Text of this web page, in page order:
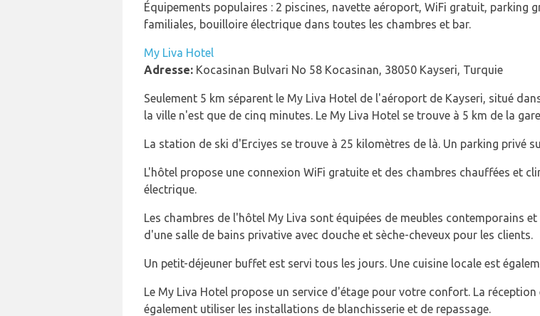
Équipements populaires : 2 piscines, navette aéroport, WiFi gratuit, parking
familiales, bouilloire électrique dans toutes les chambres et bar.
My Liva Hotel
Adresse: Kocasinan Bulvari No 58 Kocasinan, 38050 Kayseri, Turquie
Seulement 5 km séparent le My Liva Hotel de l'aéroport de Kayseri, situé
la ville n'est que de cinq minutes. Le My Liva Hotel se trouve à 5 km de la
La station de ski d'Erciyes se trouve à 25 kilomètres de là. Un parking privé
L'hôtel propose une connexion WiFi gratuite et des chambres chauffées et
électrique.
Les chambres de l'hôtel My Liva sont équipées de meubles contemporains
d'une salle de bains privative avec douche et sèche-cheveux pour les clients.
Un petit-déjeuner buffet est servi tous les jours. Une cuisine locale est
Le My Liva Hotel propose un service d'étage pour votre confort. La
également utiliser les installations de blanchisserie et de repassage.